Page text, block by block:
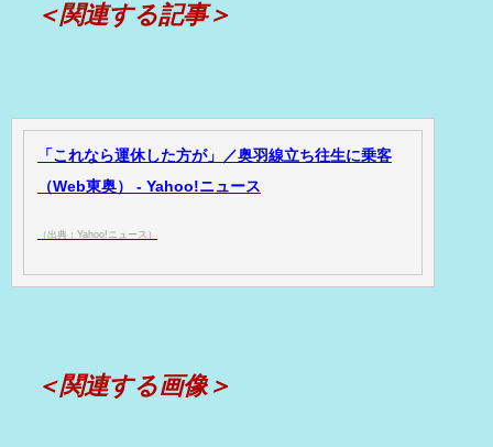
＜関連する記事＞
「これなら運休した方が」／奥羽線立ち往生に乗客
（Web東奥） - Yahoo!ニュース
（出典：Yahoo!ニュース）
＜関連する画像＞